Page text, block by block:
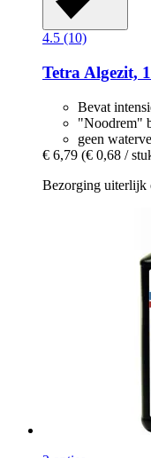
4.5 (10)
Tetra Algezit,
Bevat
"Noodrem"
geen
€ 6,79 (€ 0,68 /
Bezorging uiterlijk